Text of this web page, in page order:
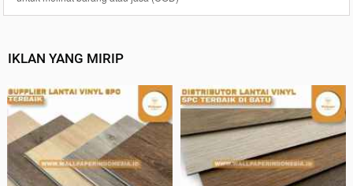
IKLAN YANG MIRIP